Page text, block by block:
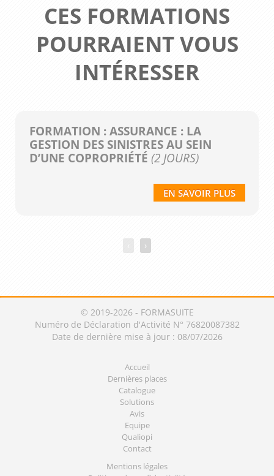
CES FORMATIONS
POURRAIENT VOUS
INTÉRESSER
FORMATION : ASSURANCE : LA
GESTION DES SINISTRES AU SEIN
D’UNE COPROPRIÉTÉ (2 JOURS)
EN SAVOIR PLUS
›
© 2019-2026 - FORMASUITE
Numéro de Déclaration d'Activité N° 76820087382
Date de dernière mise à jour : 08/07/2026
Accueil
Dernières places
Catalogue
Solutions
Avis
Equipe
Qualiopi
Contact
Mentions légales